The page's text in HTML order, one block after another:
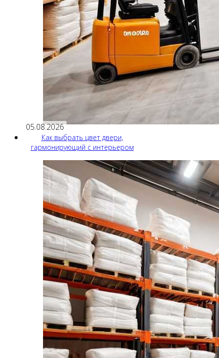
05.08.2026
Как выбрать цвет двери,
гармонирующий с интерьером